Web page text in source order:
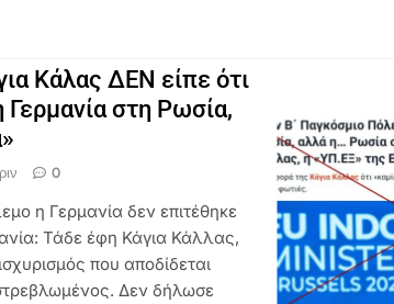
Κάλας ΔΕΝ είπε ότι
Γερμανία στη Ρωσία,
0
η Γερμανία δεν επιτέθηκε
Τάδε έφη Κάγια Κάλλας,
που αποδίδεται
Δεν δήλωσε